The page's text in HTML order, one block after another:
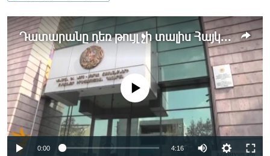
ՊԱՏԵՐԱԶՄԻ 6 ՇԱԲԱԹՆԵՐԸ
ՏԱՐԱԾԱՇՐՋԱՆ
ՄԻՋԱԶԳԱՅԻՆ
ՄՇԱԿՈՒՅԹ
ՍՊՈՐՏ
Դատարանը դեռ թույլ չի տալիս Հայկ Կյուրեղյանին մասնակցել իր դատերին
No media source currently available
0:00 4:16